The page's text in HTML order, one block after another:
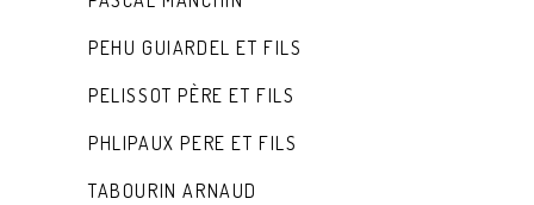
PEHU GUIARDEL ET FILS
PELISSOT PÈRE ET FILS
PHLIPAUX PERE ET FILS
TABOURIN ARNAUD